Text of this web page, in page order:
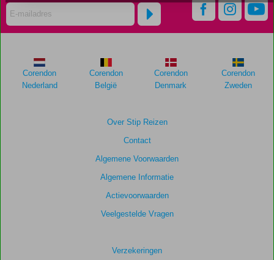
Over Stip Reizen
Contact
Algemene Voorwaarden
Algemene Informatie
Actievoorwaarden
Veelgestelde Vragen
Verzekeringen
Corendon
Nederland
Corendon
België
Corendon
Denmark
Corendon
Zweden